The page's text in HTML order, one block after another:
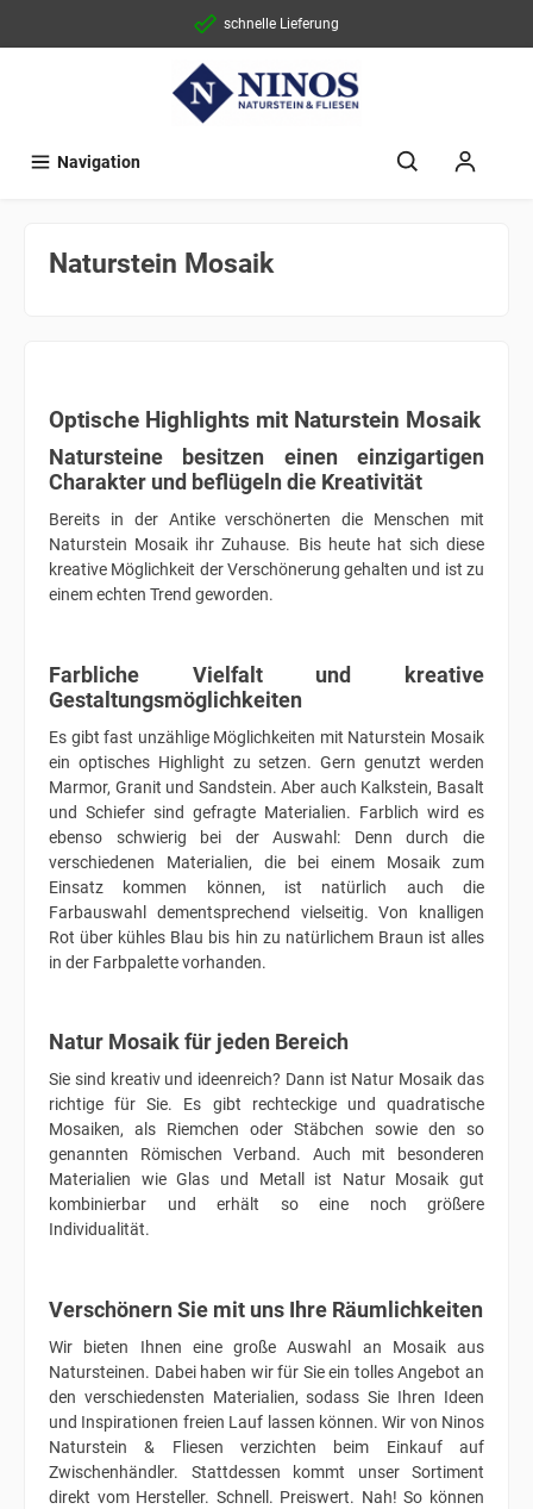
schnelle Lieferung
Navigation
Naturstein Mosaik
Optische Highlights mit Naturstein Mosaik
Natursteine besitzen einen einzigartigen
Charakter und beflügeln die Kreativität
Bereits in der Antike verschönerten die Menschen mit
Naturstein Mosaik ihr Zuhause. Bis heute hat sich diese
kreative Möglichkeit der Verschönerung gehalten und ist zu
einem echten Trend geworden.
Farbliche Vielfalt und kreative
Gestaltungsmöglichkeiten
Es gibt fast unzählige Möglichkeiten mit Naturstein Mosaik
ein optisches Highlight zu setzen. Gern genutzt werden
Marmor, Granit und Sandstein. Aber auch Kalkstein, Basalt
und Schiefer sind gefragte Materialien. Farblich wird es
ebenso schwierig bei der Auswahl: Denn durch die
verschiedenen Materialien, die bei einem Mosaik zum
Einsatz kommen können, ist natürlich auch die
Farbauswahl dementsprechend vielseitig. Von knalligen
Rot über kühles Blau bis hin zu natürlichem Braun ist alles
in der Farbpalette vorhanden.
Natur Mosaik für jeden Bereich
Sie sind kreativ und ideenreich? Dann ist Natur Mosaik das
richtige für Sie. Es gibt rechteckige und quadratische
Mosaiken, als Riemchen oder Stäbchen sowie den so
genannten Römischen Verband. Auch mit besonderen
Materialien wie Glas und Metall ist Natur Mosaik gut
kombinierbar und erhält so eine noch größere
Individualität.
Verschönern Sie mit uns Ihre Räumlichkeiten
Wir bieten Ihnen eine große Auswahl an Mosaik aus
Natursteinen. Dabei haben wir für Sie ein tolles Angebot an
den verschiedensten Materialien, sodass Sie Ihren Ideen
und Inspirationen freien Lauf lassen können. Wir von Ninos
Naturstein & Fliesen verzichten beim Einkauf auf
Zwischenhändler. Stattdessen kommt unser Sortiment
direkt vom Hersteller. Schnell. Preiswert. Nah! So können